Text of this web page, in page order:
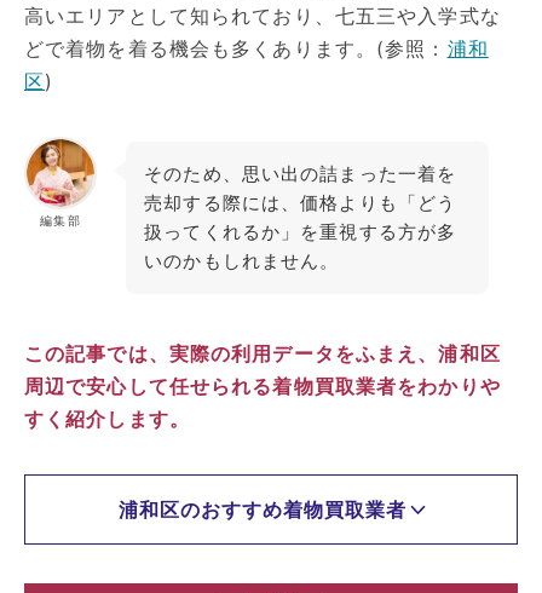
高いエリアとして知られており、七五三や入学式な
どで着物を着る機会も多くあります。(参照： 浦和
区)
編集部
そのため、思い出の詰まった一着を
売却する際には、価格よりも「どう
扱ってくれるか」を重視する方が多
いのかもしれません。
この記事では、実際の利用データをふまえ、浦和区
周辺で安心して任せられる着物買取業者をわかりや
すく紹介します。
浦和区のおすすめ着物買取業者